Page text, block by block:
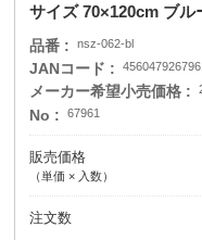
サイズ 70×120cm ブル
品番 nsz-062-bl
JANコード
メーカー希望小売価格
No 67961
販売価格
（単価 × 入数）
注文数